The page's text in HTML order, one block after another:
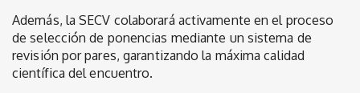
Además, la SECV colaborará activamente en el proceso
de selección de ponencias mediante un sistema de
revisión por pares, garantizando la máxima calidad
científica del encuentro.